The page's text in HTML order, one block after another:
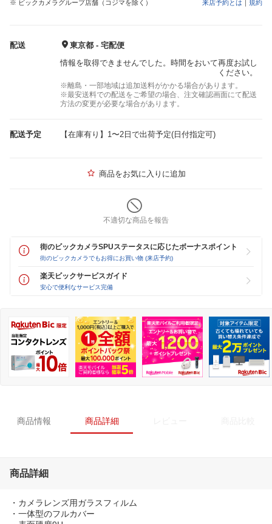
※ ビックカメラグループ店舗（コジマを除く）
来店予約とは ｜ 規約
配送
東京都 - 宅配便
情報を取得できませんでした。時間をおいて再度お試し
ください。
※離島・一部地域は追加送料がかかる場合があります。
※最安送料での配送をご希望の場合、注文確認画面にて配送
方法の変更が必要な場合があります。
配送予定 【在庫有り】1〜2日で出荷予定(日付指定可)
商品をお気に入りに追加
不適切な商品を報告
街のビックカメラSPUステータスに応じたボーナスポイント
街のビックカメラでもお得にお買い物 (来店予約)
楽天ビックサービスガイド
安心で便利なサービス完備
商品情報 商品詳細
商品詳細
・カメラレンズ用ガラスフィルム
・一体型のフルカバー